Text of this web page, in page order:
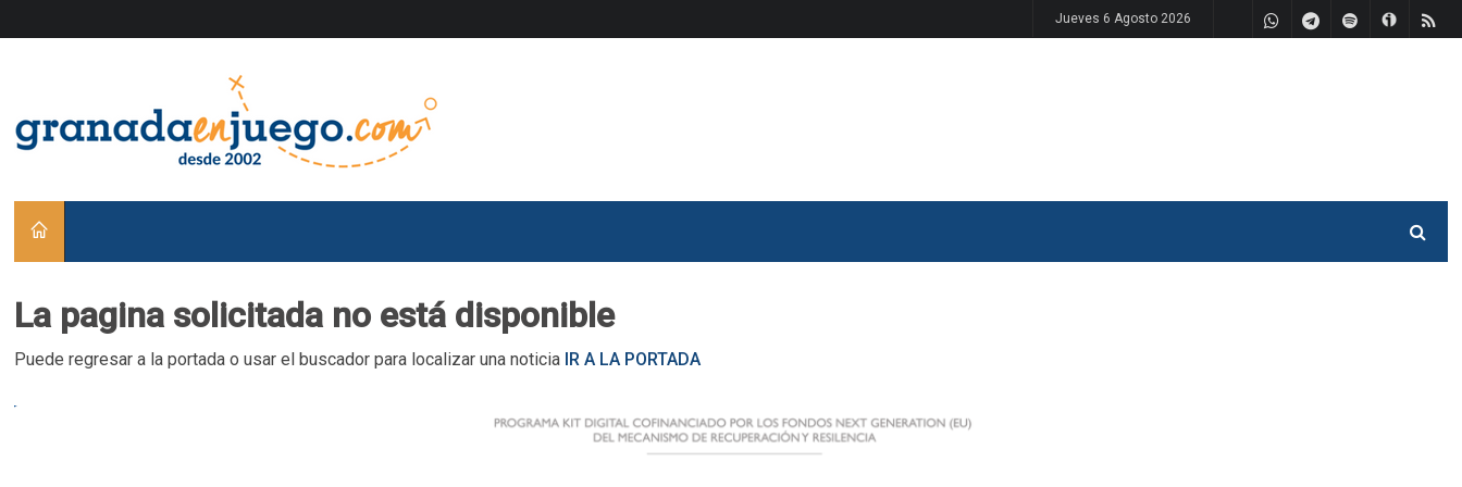
Jueves 6 Agosto 2026
La pagina solicitada no está disponible
Puede regresar a la portada o usar el buscador para localizar una noticia IR A LA PORTADA